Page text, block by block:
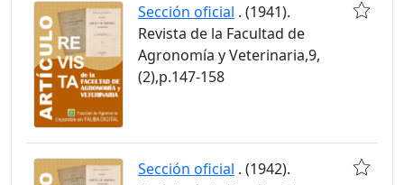
Sección oficial . (1941).
Revista de la Facultad de
Agronomía y Veterinaria,9,
(2),p.147-158
Sección oficial . (1942).